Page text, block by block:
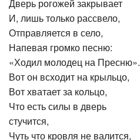
Дверь рогожей закрывает
И, лишь только рассвело,
Отправляется в село,
Напевая громко песню:
«Ходил молодец на Пресню».
Вот он всходит на крыльцо,
Вот хватает за кольцо,
Что есть силы в дверь
стучится,
Чуть что кровля не валится,